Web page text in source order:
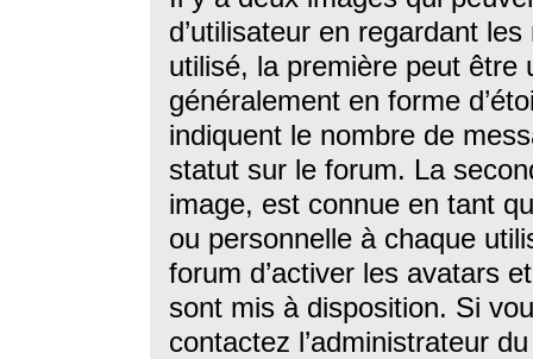
d’utilisateur en regardant
utilisé, la première peut être
généralement en forme
indiquent le nombre de
statut sur le forum. La
image, est connue en tant
ou personnelle à chaque
forum d’activer les avatars
sont mis à disposition. Si
contactez l’administrateur